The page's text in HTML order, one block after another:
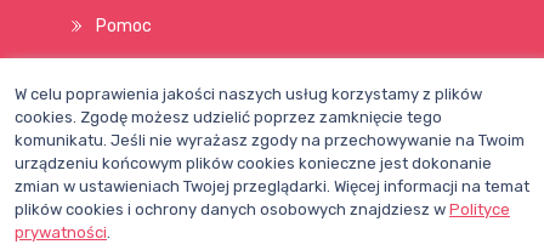
Pomoc
Wszelkie prawa zastrzeżone © 1998–2026
W celu poprawienia jakości naszych usług korzystamy z plików
cookies. Zgodę możesz udzielić poprzez zamknięcie tego
komunikatu. Jeśli nie wyrażasz zgody na przechowywanie na Twoim
urządzeniu końcowym plików cookies konieczne jest dokonanie
zmian w ustawieniach Twojej przeglądarki. Więcej informacji na temat
plików cookies i ochrony danych osobowych znajdziesz w Polityce
prywatności.